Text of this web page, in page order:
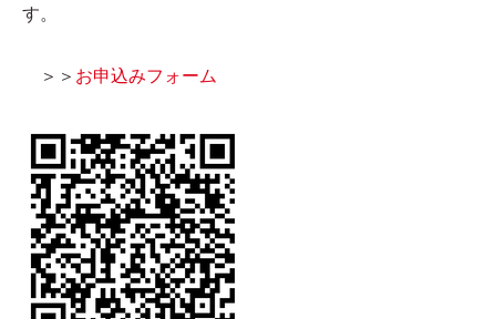
す。
＞＞ お申込みフォーム